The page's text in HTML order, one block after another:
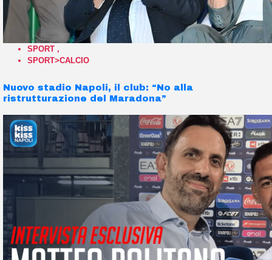
SPORT ,
SPORT>CALCIO
Nuovo stadio Napoli, il club: “No alla
ristrutturazione del Maradona”